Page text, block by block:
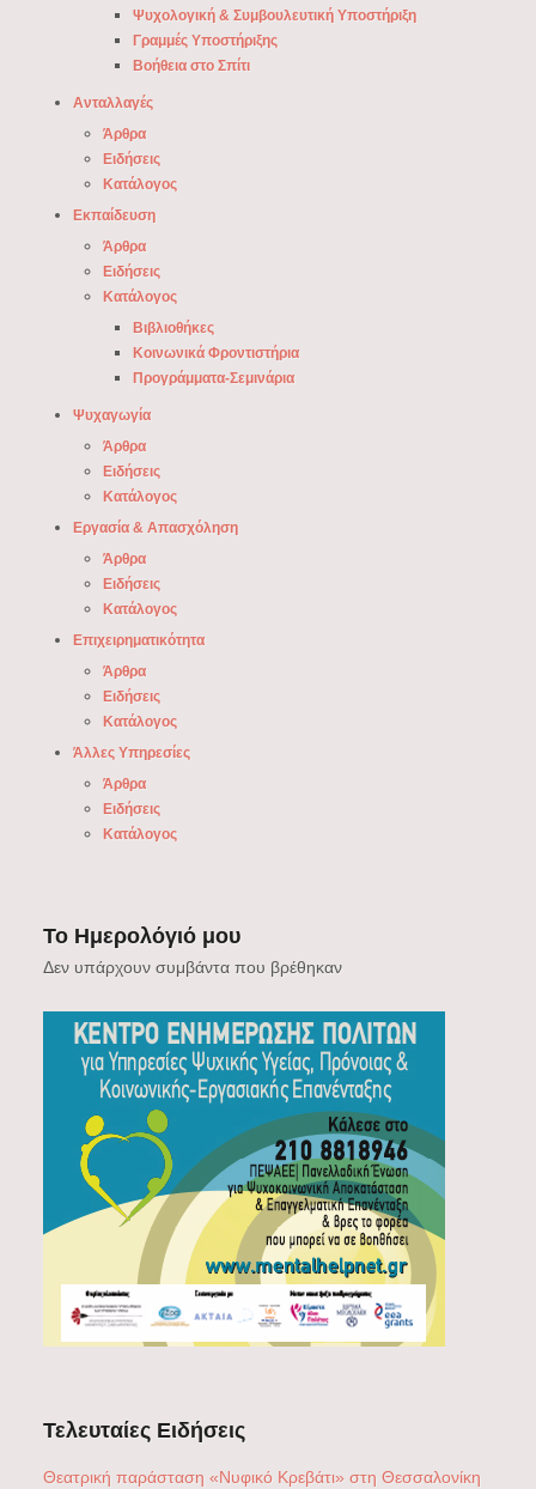
Ψυχολογική & Συμβουλευτική Υποστήριξη
Γραμμές Υποστήριξης
Βοήθεια στο Σπίτι
Ανταλλαγές
Άρθρα
Ειδήσεις
Κατάλογος
Εκπαίδευση
Άρθρα
Ειδήσεις
Κατάλογος
Βιβλιοθήκες
Κοινωνικά Φροντιστήρια
Προγράμματα-Σεμινάρια
Ψυχαγωγία
Άρθρα
Ειδήσεις
Κατάλογος
Εργασία & Απασχόληση
Άρθρα
Ειδήσεις
Κατάλογος
Επιχειρηματικότητα
Άρθρα
Ειδήσεις
Κατάλογος
Άλλες Υπηρεσίες
Άρθρα
Ειδήσεις
Κατάλογος
Το Ημερολόγιό μου
Δεν υπάρχουν συμβάντα που βρέθηκαν
Τελευταίες Ειδήσεις
Θεατρική παράσταση «Νυφικό Κρεβάτι» στη Θεσσαλονίκη